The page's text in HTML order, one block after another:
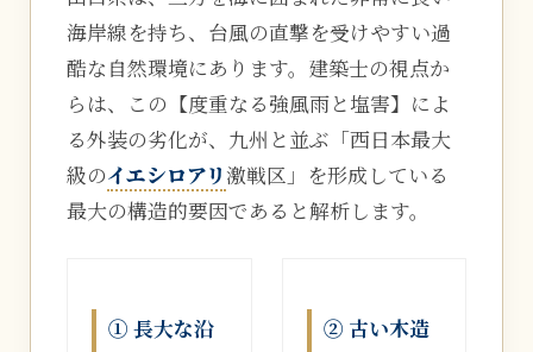
海岸線を持ち、台風の直撃を受けやすい過
酷な自然環境にあります。建築士の視点か
らは、この【度重なる強風雨と塩害】によ
る外装の劣化が、九州と並ぶ「西日本最大
級のイエシロアリ激戦区」を形成している
最大の構造的要因であると解析します。
① 長大な沿
② 古い木造